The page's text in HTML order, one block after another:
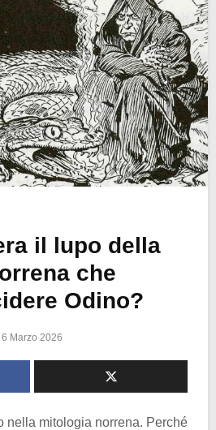
il lupo della
che
Odino?
6 Marzo 2026
nella mitologia norrena. Perché